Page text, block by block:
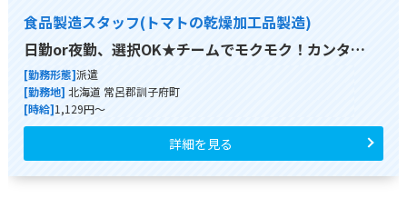
食品製造スタッフ(トマトの乾燥加工品製造)
日勤or夜勤、選択OK★チームでモクモク！カンタ…
[勤務形態]派遣
[勤務地] 北海道 常呂郡訓子府町
[時給]1,129円～
詳細を見る